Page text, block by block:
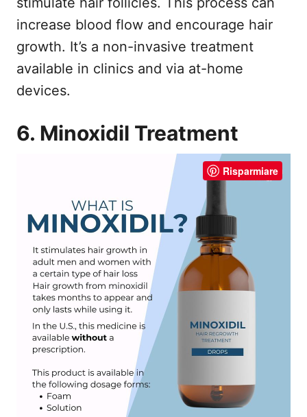
increase blood flow and encourage hair
growth. It’s a non-invasive treatment
available in clinics and via at-home
devices.
6. Minoxidil Treatment
Risparmiare